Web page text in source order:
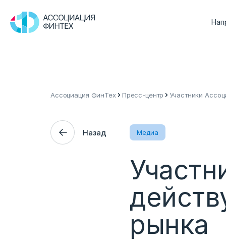
Ассоциация ФинТех Пресс-центр Участники
Назад Медиа
рынка